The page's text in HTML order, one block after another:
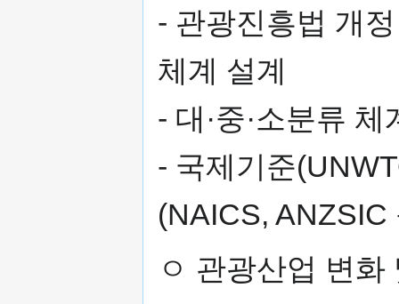
- 관광진흥법 개
체계 설계
- 대·중·소분류
- 국제기준
(NAICS,
ㅇ 관광산업 변